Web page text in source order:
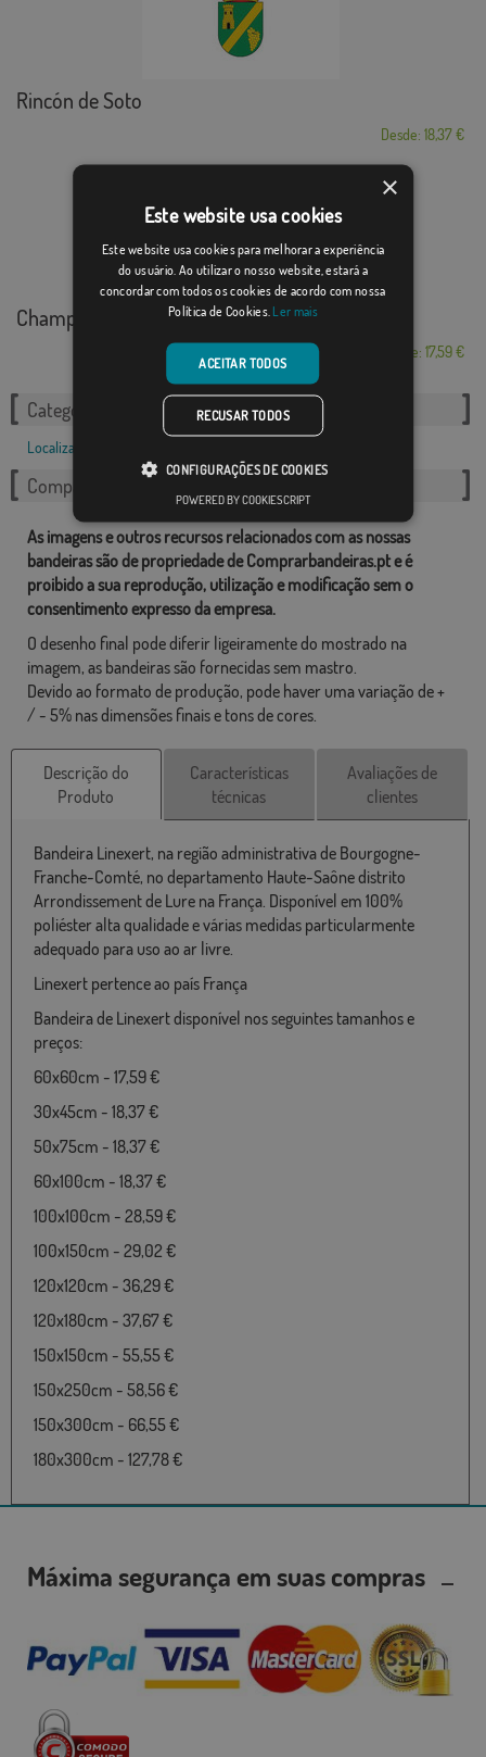
Rincón de Soto
Desde: 18,37 €
Champigny-sur-Veude
Desde: 17,59 €
Categorias relacionadas:
Localizações
Compartilhe esta bandeira
As imagens e outros recursos relacionados com as nossas
bandeiras são de propriedade de Comprarbandeiras.pt e é
proibido a sua reprodução, utilização e modificação sem o
consentimento expresso da empresa.
O desenho final pode diferir ligeiramente do mostrado na
imagem, as bandeiras são fornecidas sem mastro.
Devido ao formato de produção, pode haver uma variação de +
/ - 5% nas dimensões finais e tons de cores.
Descrição do
Produto
Características
técnicas
Avaliações de
clientes
Bandeira Linexert, na região administrativa de Bourgogne-
Franche-Comté, no departamento Haute-Saône distrito
Arrondissement de Lure na França. Disponível em 100%
poliéster alta qualidade e várias medidas particularmente
adequado para uso ao ar livre.
Linexert pertence ao país França
Bandeira de Linexert disponível nos seguintes tamanhos e
preços:
60x60cm - 17,59 €
30x45cm - 18,37 €
50x75cm - 18,37 €
60x100cm - 18,37 €
100x100cm - 28,59 €
100x150cm - 29,02 €
120x120cm - 36,29 €
120x180cm - 37,67 €
150x150cm - 55,55 €
150x250cm - 58,56 €
150x300cm - 66,55 €
180x300cm - 127,78 €
Máxima segurança em suas compras
×
Este website usa cookies
Este website usa cookies para melhorar a experiência
do usuário. Ao utilizar o nosso website, estará a
concordar com todos os cookies de acordo com nossa
Política de Cookies. Ler mais
ACEITAR TODOS
RECUSAR TODOS
CONFIGURAÇÕES DE COOKIES
POWERED BY COOKIESCRIPT